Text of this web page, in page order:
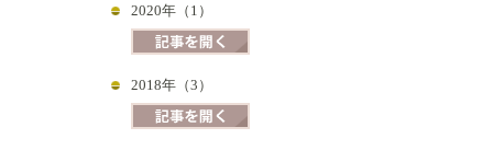
2020年（1）
2018年（3）